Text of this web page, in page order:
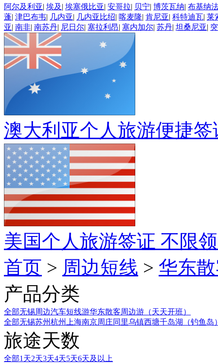
阿尔及利亚| 埃及 | 埃塞俄比亚| 安哥拉| 贝宁| 博茨瓦纳| 布基纳
蓬| 津巴布韦| 几内亚| 几内亚比绍| 喀麦隆| 肯尼亚| 科特迪瓦| 莱
亚| 南非| 南苏丹| 尼日尔| 塞拉利昂| 塞内加尔| 苏丹| 坦桑尼亚|
澳大利亚个人旅游便捷
美国个人旅游签证 不限
首页 > 周边短线 > 华东
产品分类
全部无锡周边汽车短线游华东散客周边游（天天开班）
全部无锡苏州杭州 上海南京周庄同里乌镇西塘千岛湖（钓鱼岛
旅途天数
全部1天2天3天4天5天6天及以上